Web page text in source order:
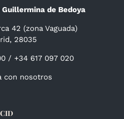
de Bedoya
42 (zona Vaguada)
28035
/ +34 617 097 020
con nosotros